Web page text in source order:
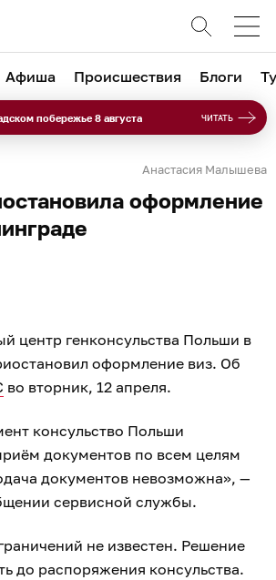
Афиша Происшествия Блоги
побережье 8 августа ЧИТАТЬ
Анастасия Малышева
оформление
центр генконсульства Польши в
оформление виз. Об
во вторник, 12 апреля.
консульство Польши
документов по всем целям
документов невозможна», —
сервисной службы.
не известен. Решение
до распоряжения консульства.